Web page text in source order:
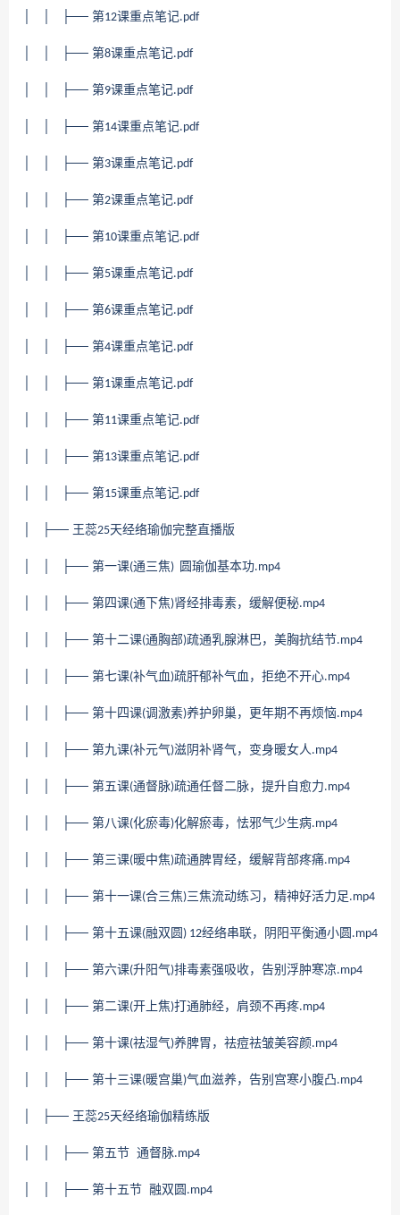
│ │ ├── 第12课重点笔记.pdf
│ │ ├── 第8课重点笔记.pdf
│ │ ├── 第9课重点笔记.pdf
│ │ ├── 第14课重点笔记.pdf
│ │ ├── 第3课重点笔记.pdf
│ │ ├── 第2课重点笔记.pdf
│ │ ├── 第10课重点笔记.pdf
│ │ ├── 第5课重点笔记.pdf
│ │ ├── 第6课重点笔记.pdf
│ │ ├── 第4课重点笔记.pdf
│ │ ├── 第1课重点笔记.pdf
│ │ ├── 第11课重点笔记.pdf
│ │ ├── 第13课重点笔记.pdf
│ │ ├── 第15课重点笔记.pdf
│ ├── 王蕊25天经络瑜伽完整直播版
│ │ ├── 第一课(通三焦) 圆瑜伽基本功.mp4
│ │ ├── 第四课(通下焦)肾经排毒素，缓解便秘.mp4
│ │ ├── 第十二课(通胸部)疏通乳腺淋巴，美胸抗结节.mp4
│ │ ├── 第七课(补气血)疏肝郁补气血，拒绝不开心.mp4
│ │ ├── 第十四课(调激素)养护卵巢，更年期不再烦恼.mp4
│ │ ├── 第九课(补元气)滋阴补肾气，变身暖女人.mp4
│ │ ├── 第五课(通督脉)疏通任督二脉，提升自愈力.mp4
│ │ ├── 第八课(化瘀毒)化解瘀毒，怯邪气少生病.mp4
│ │ ├── 第三课(暖中焦)疏通脾胃经，缓解背部疼痛.mp4
│ │ ├── 第十一课(合三焦)三焦流动练习，精神好活力足.mp4
│ │ ├── 第十五课(融双圆 ) 12经络串联，阴阳平衡通小圆 .mp4
│ │ ├── 第六课(升阳气)排毒素强吸收，告别浮肿寒凉.mp4
│ │ ├── 第二课(开上焦)打通肺经，肩颈不再疼.mp4
│ │ ├── 第十课(祛湿气)养脾胃，祛痘祛皱美容颜.mp4
│ │ ├── 第十三课(暖宫巢)气血滋养，告别宫寒小腹凸.mp4
│ ├── 王蕊25天经络瑜伽精练版
│ │ ├── 第五节 通督脉.mp4
│ │ ├── 第十五节 融双圆 .mp4